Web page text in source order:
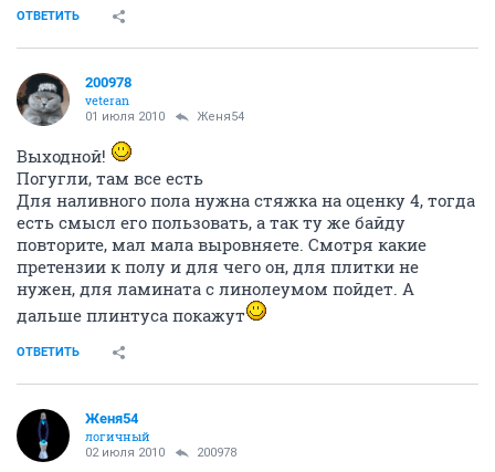
ОТВЕТИТЬ
200978
veteran
01 июля 2010 Женя54
Выходной!
Погугли, там все есть
Для наливного пола нужна стяжка на оценку 4, тогда
есть смысл его пользовать, а так ту же байду
повторите, мал мала выровняете. Смотря какие
претензии к полу и для чего он, для плитки не
нужен, для ламината с линолеумом пойдет. А
дальше плинтуса покажут
ОТВЕТИТЬ
Женя54
логичный
02 июля 2010 200978